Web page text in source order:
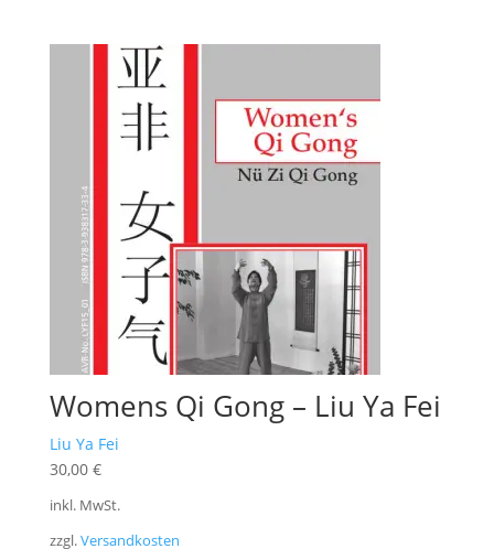
Womens Qi Gong – Liu Ya Fei
Liu Ya Fei
30,00 €
inkl. MwSt.
zzgl.Versandkosten